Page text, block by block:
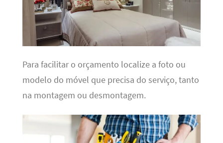
Para facilitar o orçamento localize a foto ou
modelo do móvel que precisa do serviço, tanto
na montagem ou desmontagem.